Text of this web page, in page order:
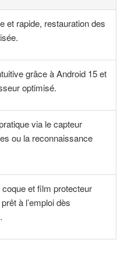
et rapide, restauration des
grâce à Android 15 et
optimisé.
via le capteur
ou la reconnaissance
et film protecteur
à l’emploi dès